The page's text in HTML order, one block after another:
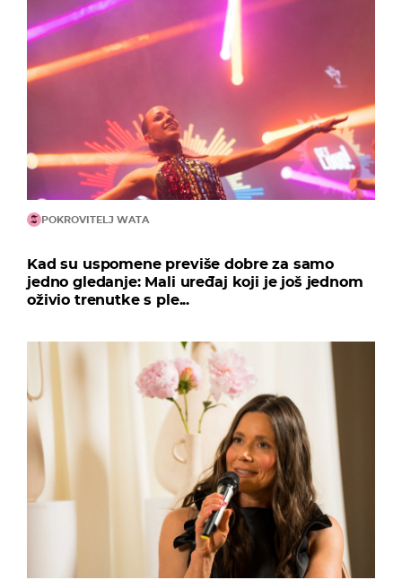
POKROVITELJ WATA
Kad su uspomene previše dobre za samo
jedno gledanje: Mali uređaj koji je još jednom
oživio trenutke s ple...